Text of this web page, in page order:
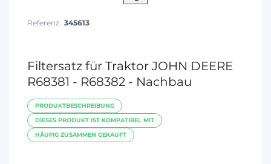
Referenz : 345613
Filtersatz für Traktor JOHN DEERE
R68381 - R68382 - Nachbau
PRODUKTBESCHREIBUNG
DIESES PRODUKT IST KOMPATIBEL MIT
HÄUFIG ZUSAMMEN GEKAUFT